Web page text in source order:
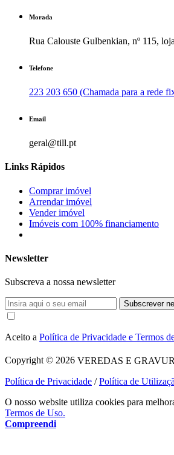
Morada
Rua Calouste Gulbenkian, nº 115,
Telefone
223 203 650 (Chamada para a rede
Email
geral@till.pt
Links Rápidos
Comprar imóvel
Arrendar imóvel
Vender imóvel
Imóveis com 100% financiamento
Newsletter
Subscreva a nossa newsletter
Subscrever
Aceito a Política de Privacidade e Termos
Copyright © 2026 VEREDAS E
Política de Privacidade /Política de
O nosso website utiliza cookies para
Termos de Uso.
Compreendi